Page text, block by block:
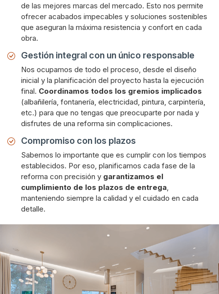
de las mejores marcas del mercado. Esto nos permite
ofrecer acabados impecables y soluciones sostenibles
que aseguran la máxima resistencia y confort en cada
obra.
Gestión integral con un único responsable
Nos ocupamos de todo el proceso, desde el diseño
inicial y la planificación del proyecto hasta la ejecución
final. Coordinamos todos los gremios implicados
(albañilería, fontanería, electricidad, pintura, carpintería,
etc.) para que no tengas que preocuparte por nada y
disfrutes de una reforma sin complicaciones.
Compromiso con los plazos
Sabemos lo importante que es cumplir con los tiempos
establecidos. Por eso, planificamos cada fase de la
reforma con precisión y garantizamos el
cumplimiento de los plazos de entrega,
manteniendo siempre la calidad y el cuidado en cada
detalle.